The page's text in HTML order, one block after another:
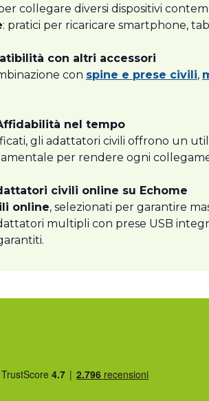
collegare diversi dispositivi
: pratici per ricaricare smartphone,
con altri accessori
con spine e prese civili,
nel tempo
gli adattatori civili offrono un
per rendere ogni
civili online su Echome
online, selezionati per garantire
multipli con prese USB